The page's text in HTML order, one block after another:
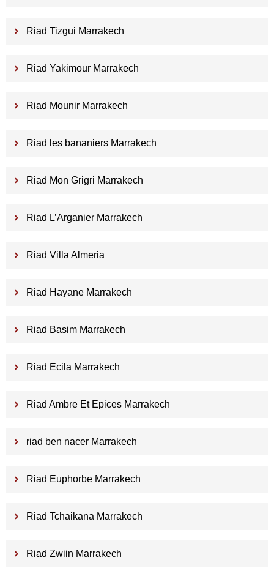
Riad Tizgui Marrakech
Riad Yakimour Marrakech
Riad Mounir Marrakech
Riad les bananiers Marrakech
Riad Mon Grigri Marrakech
Riad L’Arganier Marrakech
Riad Villa Almeria
Riad Hayane Marrakech
Riad Basim Marrakech
Riad Ecila Marrakech
Riad Ambre Et Epices Marrakech
riad ben nacer Marrakech
Riad Euphorbe Marrakech
Riad Tchaikana Marrakech
Riad Zwiin Marrakech